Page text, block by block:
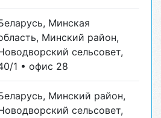
Минская
Минский район,
сельсовет,
1 • офис 28
Минский район,
сельсовет,